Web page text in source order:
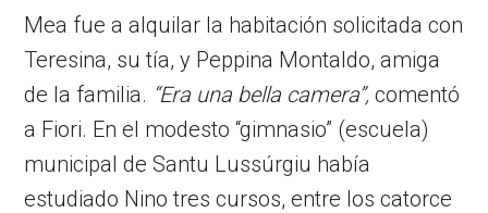
Mea fue a alquilar la habitación solicitada con
Teresina, su tía, y Peppina Montaldo, amiga
de la familia. “Era una bella camera”,comentó
a Fiori. En el modesto “gimnasio” (escuela)
municipal de Santu Lussúrgiu había
estudiado Nino tres cursos, entre los catorce